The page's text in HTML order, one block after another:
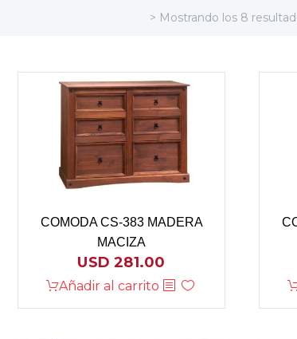
> Mostrando los 8
COMODA CS-383 MADERA
MACIZA
USD281.00
Añadir al carrito